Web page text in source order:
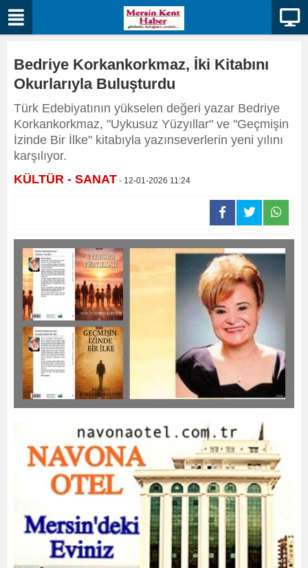
Bedriye Korkankorkmaz, İki Kitabını
Okurlarıyla Buluşturdu
Türk Edebiyatının yükselen değeri yazar Bedriye
Korkankorkmaz, "Uykusuz Yüzyıllar" ve "Geçmişin
İzinde Bir İlke" kitabıyla yazınseverlerin yeni yılını
karşılıyor.
KÜLTÜR - SANAT - 12-01-2026 11:24